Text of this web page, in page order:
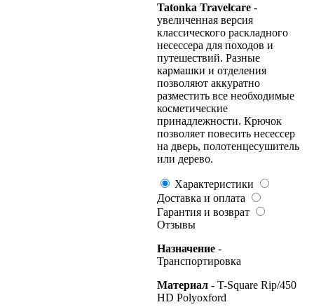
Tatonka Travelcare -
увеличенная версия
классического раскладного
несессера для походов и
путешествий. Разные
кармашки и отделения
позволяют аккуратно
разместить все необходимые
косметические
принадлежности. Крючок
позволяет повесить несессер
на дверь, полотенцесушитель
или дерево.
Характеристики
Доставка и оплата
Гарантия и возврат
Отзывы
Назначение -
Транспортировка
Материал - T-Square Rip/450
HD Polyoxford